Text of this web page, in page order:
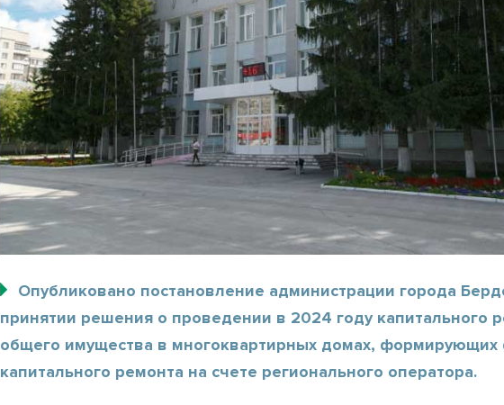
Опубликовано постановление администрации города
принятии решения о проведении в 2024 году капитального
общего имущества в многоквартирных домах,
капитального ремонта на счете регионального оператора.